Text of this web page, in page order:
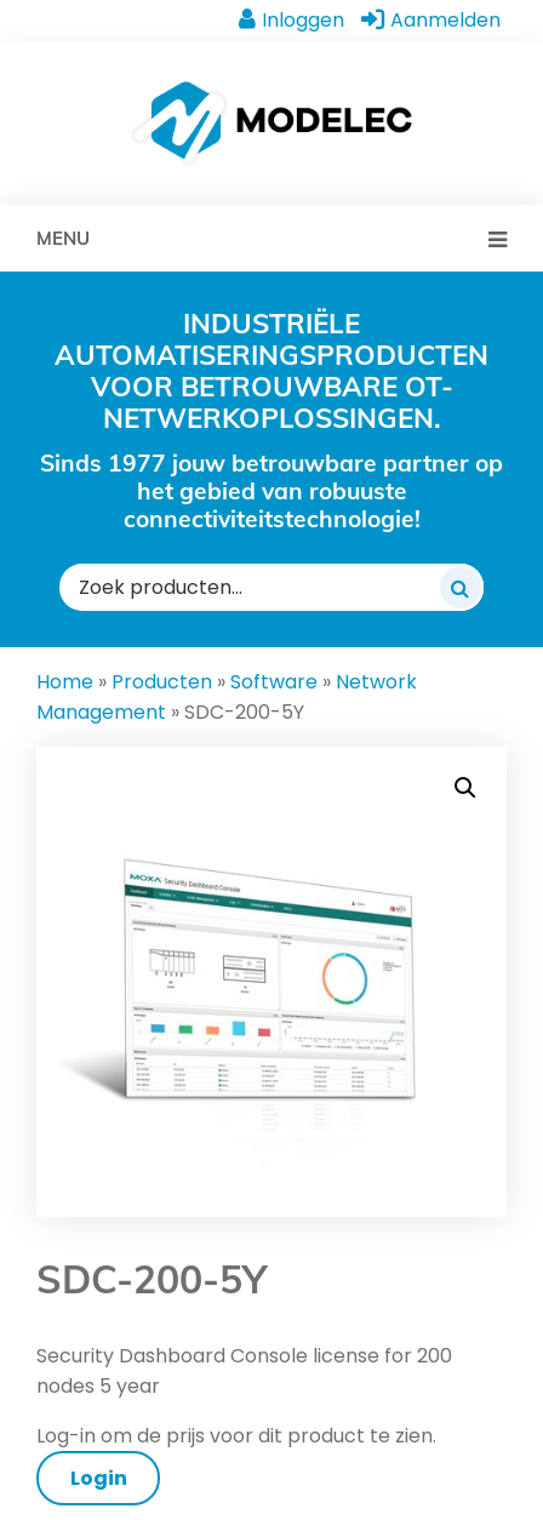
Inloggen Aanmelden
MENU
INDUSTRIËLE
AUTOMATISERINGSPRODUCTEN
VOOR BETROUWBARE OT-
NETWERKOPLOSSINGEN.
Sinds 1977 jouw betrouwbare partner op
het gebied van robuuste
connectiviteitstechnologie!
Zoeken
naar:
Home » Producten »Software » Network
Management »SDC-200-5Y
SDC-200-5Y
Security Dashboard Console license for 200
nodes 5 year
Log-in om de prijs voor dit product te zien.
Login